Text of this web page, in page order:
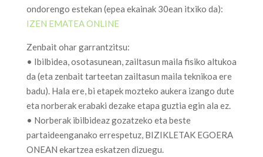
ondorengo estekan (epea ekainak 30ean itxiko da):
IZEN EMATEA ONLINE
Zenbait ohar garrantzitsu:
• Ibilbidea, osotasunean, zailtasun maila fisiko altukoa
da (eta zenbait tarteetan zailtasun maila teknikoa ere
badu). Hala ere, bi etapek mozteko aukera izango dute
eta norberak erabaki dezake etapa guztia egin ala ez.
• Norberak ibilbideaz gozatzeko eta beste
partaideenganako errespetuz, BIZIKLETAK EGOERA
ONEAN ekartzea eskatzen dizuegu.